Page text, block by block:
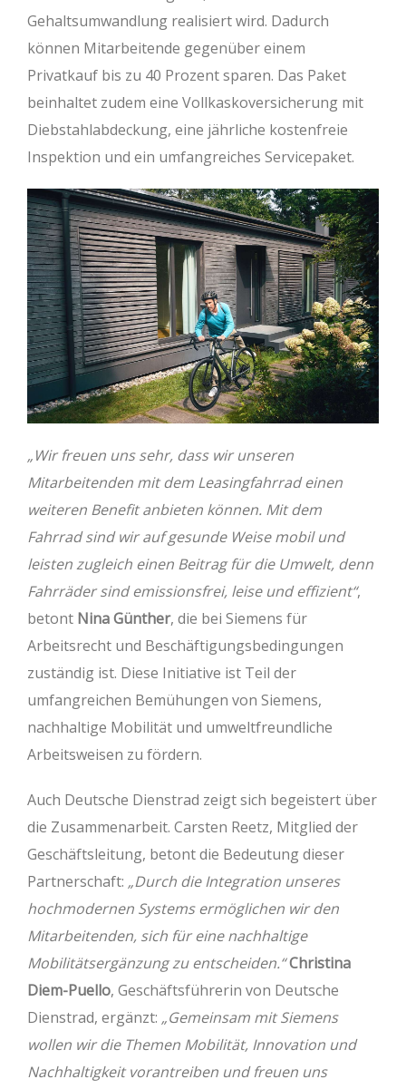
Gehaltsumwandlung realisiert wird. Dadurch
können Mitarbeitende gegenüber einem
Privatkauf bis zu 40 Prozent sparen. Das Paket
beinhaltet zudem eine Vollkaskoversicherung mit
Diebstahlabdeckung, eine jährliche kostenfreie
Inspektion und ein umfangreiches Servicepaket.
„Wir freuen uns sehr, dass wir unseren
Mitarbeitenden mit dem Leasingfahrrad einen
weiteren Benefit anbieten können. Mit dem
Fahrrad sind wir auf gesunde Weise mobil und
leisten zugleich einen Beitrag für die Umwelt, denn
Fahrräder sind emissionsfrei, leise und effizient“,
betont Nina Günther, die bei Siemens für
Arbeitsrecht und Beschäftigungsbedingungen
zuständig ist. Diese Initiative ist Teil der
umfangreichen Bemühungen von Siemens,
nachhaltige Mobilität und umweltfreundliche
Arbeitsweisen zu fördern.
Auch Deutsche Dienstrad zeigt sich begeistert über
die Zusammenarbeit. Carsten Reetz, Mitglied der
Geschäftsleitung, betont die Bedeutung dieser
Partnerschaft: „Durch die Integration unseres
hochmodernen Systems ermöglichen wir den
Mitarbeitenden, sich für eine nachhaltige
Mobilitätsergänzung zu entscheiden.“Christina
Diem-Puello, Geschäftsführerin von Deutsche
Dienstrad, ergänzt: „Gemeinsam mit Siemens
wollen wir die Themen Mobilität, Innovation und
Nachhaltigkeit vorantreiben und freuen uns